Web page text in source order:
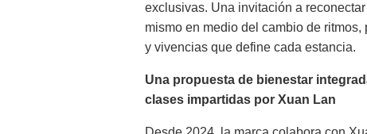
exclusivas. Una invitación a
mismo en medio del cambio de ritmos,
y vivencias que define cada estancia.
Una propuesta de bienestar
clases impartidas por Xuan Lan